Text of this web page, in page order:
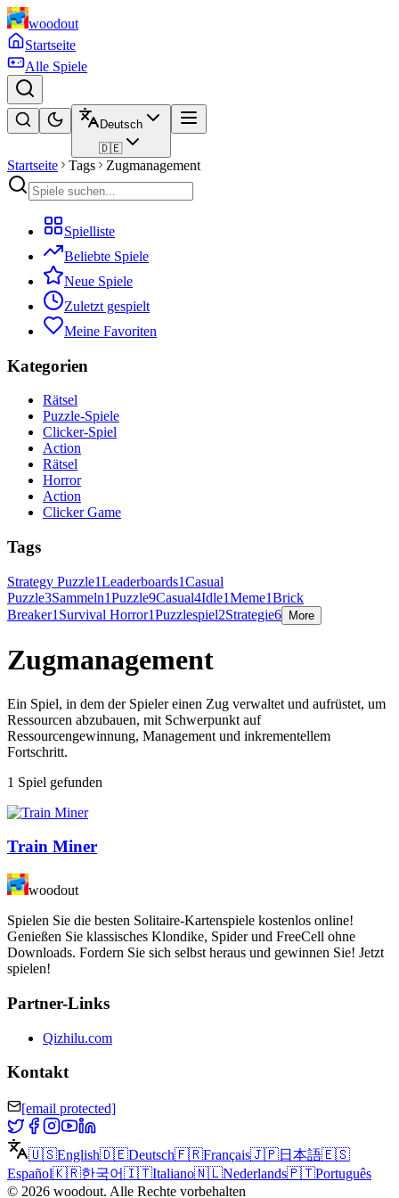
woodout
Startseite
Alle Spiele
Deutsch
🇩🇪
Startseite Tags Zugmanagement
Spielliste
Beliebte Spiele
Neue Spiele
Zuletzt gespielt
Meine Favoriten
Kategorien
Rätsel
Puzzle-Spiele
Clicker-Spiel
Action
Rätsel
Horror
Action
Clicker Game
Tags
Strategy Puzzle1Leaderboards1Casual
Puzzle3Sammeln1Puzzle9Casual4Idle1Meme1Brick
Breaker1 Survival Horror1Puzzlespiel2Strategie6 More
Zugmanagement
Ein Spiel, in dem der Spieler einen Zug verwaltet und aufrüstet, um
Ressourcen abzubauen, mit Schwerpunkt auf
Ressourcengewinnung, Management und inkrementellem
Fortschritt.
1 Spiel gefunden
Train Miner
woodout
Spielen Sie die besten Solitaire-Kartenspiele kostenlos online!
Genießen Sie klassisches Klondike, Spider und FreeCell ohne
Downloads. Fordern Sie sich selbst heraus und gewinnen Sie! Jetzt
spielen!
Partner-Links
Qizhilu.com
Kontakt
[email protected]
🇺🇸English🇩🇪Deutsch🇫🇷Français🇯🇵日本語🇪🇸
Español🇰🇷한국어🇮🇹Italiano🇳🇱Nederlands🇵🇹Português
© 2026 woodout. Alle Rechte vorbehalten